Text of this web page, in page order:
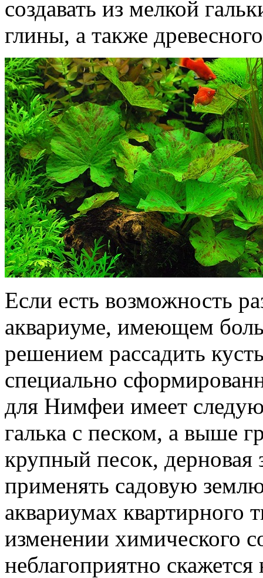
создавать из мелкой
глины, а также
Если есть возможность
аквариуме, имеющем
решением рассадить
специально
для Нимфеи имеет
галька с песком, а выше
крупный песок, дерновая
применять садовую
аквариумах квартирного
изменении химического
неблагоприятно